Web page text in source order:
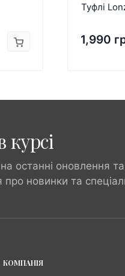
Туфлі
1,990
курсі
останні оновлення та
про новинки та
КОМПАНІЯ